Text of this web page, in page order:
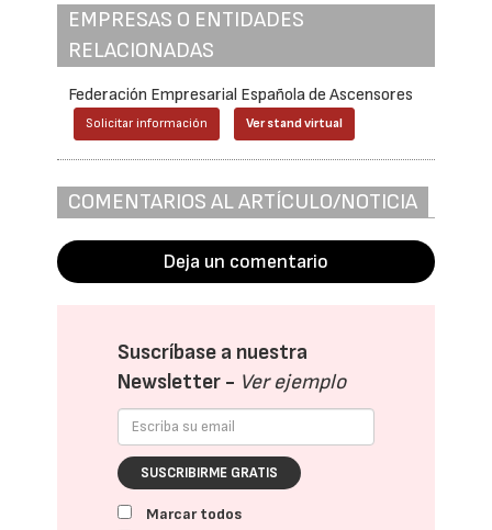
EMPRESAS O ENTIDADES
RELACIONADAS
Federación Empresarial Española de Ascensores
Solicitar información Ver stand virtual
COMENTARIOS AL ARTÍCULO/NOTICIA
Deja un comentario
Suscríbase a nuestra
Newsletter - Ver ejemplo
SUSCRIBIRME GRATIS
Marcar todos